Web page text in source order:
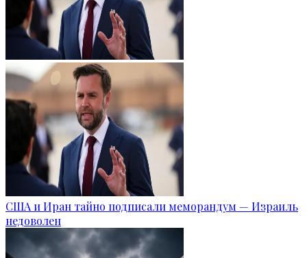
США и Иран тайно подписали меморандум — Израиль
недоволен